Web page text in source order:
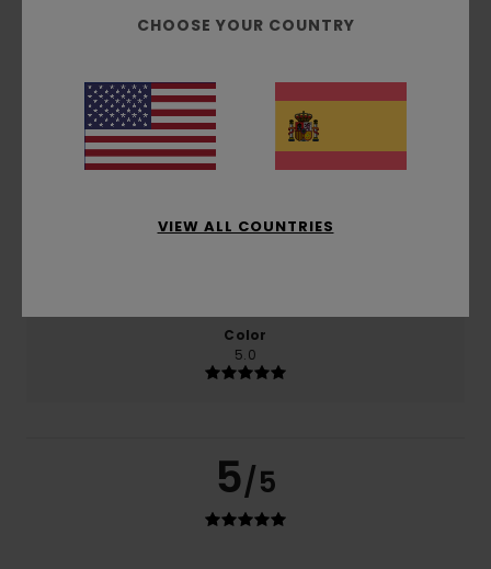
Relación calidad-precio
Color
5.0
5/5
CHOOSE YOUR COUNTRY
VIEW ALL COUNTRIES